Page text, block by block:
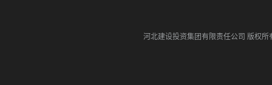
河北建设投资集团有限责任公司 版权所